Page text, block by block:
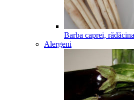
Barba caprei,
Alergeni